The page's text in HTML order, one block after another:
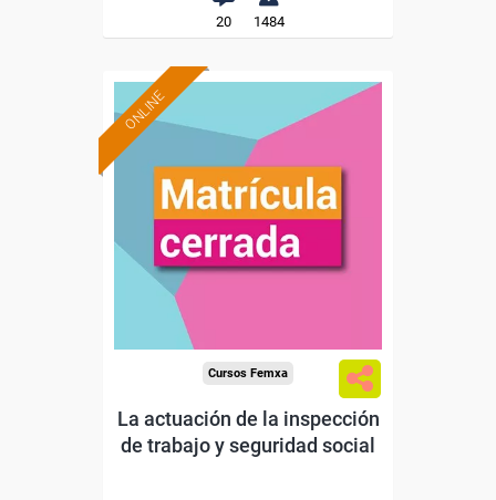
20 1484
ONLINE
Cursos Femxa
La actuación de la inspección
de trabajo y seguridad social